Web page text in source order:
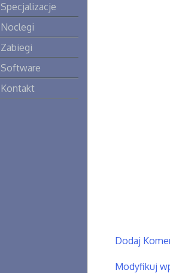
Specjalizacje
Noclegi
Zabiegi
Software
Kontakt
Dodaj
Modyfikuj